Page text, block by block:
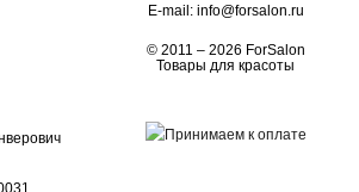
E-mail: info@forsalon.ru
© 2011 – 2026 ForSalon
Товары для красоты